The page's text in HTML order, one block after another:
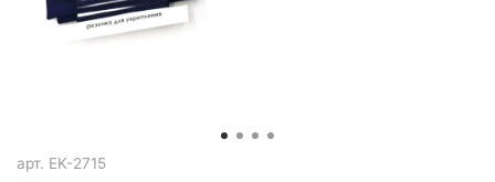
арт. EK-2715